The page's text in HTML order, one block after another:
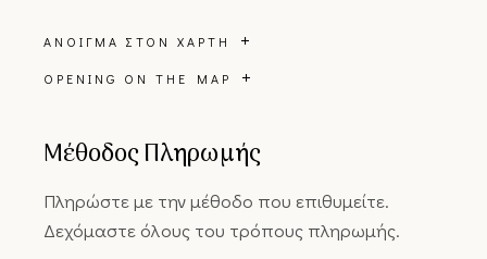
ΆΝΟΙΓΜΑ ΣΤΟΝ ΧΆΡΤΗ
OPENING ON THE MAP
Μέθοδος Πληρωμής
Πληρώστε με την μέθοδο που επιθυμείτε.
Δεχόμαστε όλους του τρόπους πληρωμής.